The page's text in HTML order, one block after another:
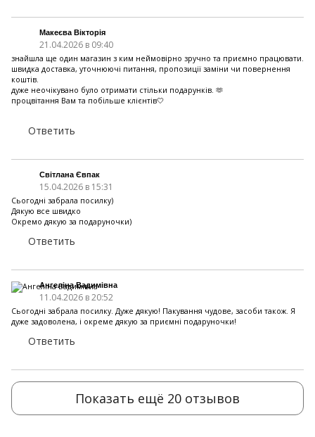
Макеєва Вікторія
21.04.2026 в 09:40
знайшла ще один магазин з ким неймовірно зручно та приємно працювати.
швидка доставка, уточнюючі питання, пропозиції заміни чи повернення
коштів.
дуже неочікувано було отримати стільки подарунків. 🫶
процвітання Вам та побільше клієнтів🤍
Ответить
Світлана Євпак
15.04.2026 в 15:31
Сьогодні забрала посилку)
Дякую все швидко
Окремо дякую за подаруночки)
Ответить
Ангеліна Вадимівна
11.04.2026 в 20:52
Сьогодні забрала посилку. Дуже дякую! Пакування чудове, засоби також. Я
дуже задоволена, і окреме дякую за приємні подаруночки!
Ответить
Показать ещё 20 отзывов